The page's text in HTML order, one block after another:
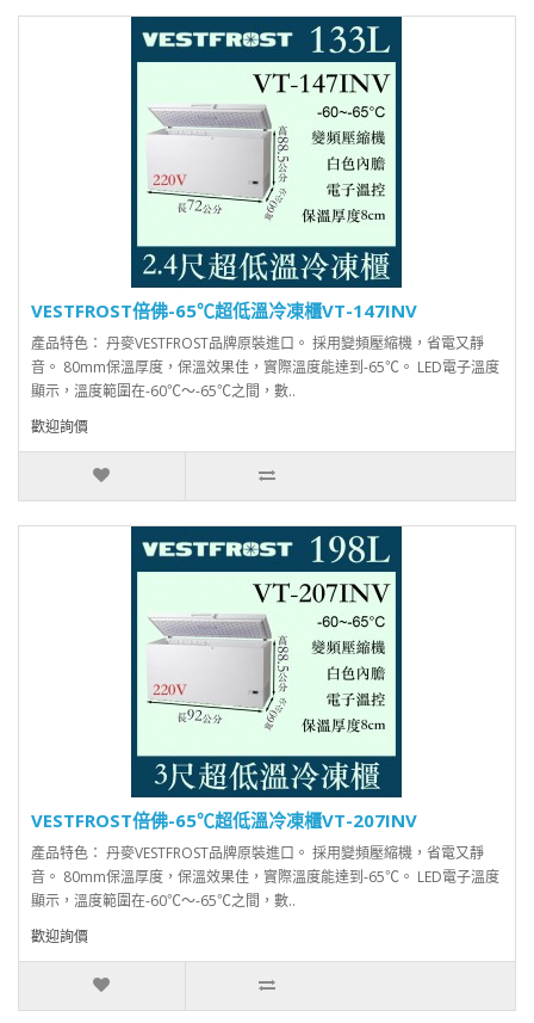
VESTFROST倍佛-65℃超低溫冷凍櫃VT-147INV
產品特色： 丹麥VESTFROST品牌原裝進口。 採用變頻壓縮機，省電又靜
音。 80mm保溫厚度，保溫效果佳，實際溫度能達到-65℃。 LED電子溫度
顯示，溫度範圍在-60℃～-65℃之間，數..
歡迎詢價
VESTFROST倍佛-65℃超低溫冷凍櫃VT-207INV
產品特色： 丹麥VESTFROST品牌原裝進口。 採用變頻壓縮機，省電又靜
音。 80mm保溫厚度，保溫效果佳，實際溫度能達到-65℃。 LED電子溫度
顯示，溫度範圍在-60℃～-65℃之間，數..
歡迎詢價